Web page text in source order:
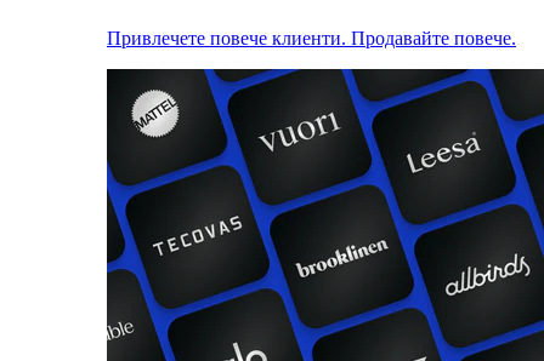
Привлечете повече клиенти. Продавайте повече.